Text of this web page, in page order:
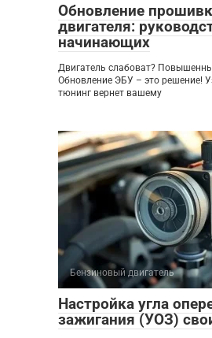
Обновление
двигателя:
начинающих
Двигатель слабоват?
Обновление ЭБУ – это решение!
тюнинг вернет вашему
Бензиновый двигатель
Настройка угла
зажигания (УОЗ)